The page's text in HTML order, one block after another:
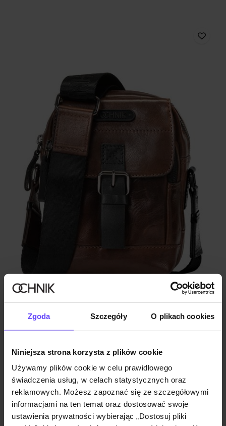
Zgoda Szczegóły O plikach cookies
Niniejsza strona korzysta z plików cookie
Używamy plików cookie w celu prawidłowego
świadczenia usług, w celach statystycznych oraz
reklamowych. Możesz zapoznać się ze szczegółowymi
informacjami na ten temat oraz dostosować swoje
ustawienia prywatności wybierając „Dostosuj pliki
Skórzana brązowa torba męska z klapą